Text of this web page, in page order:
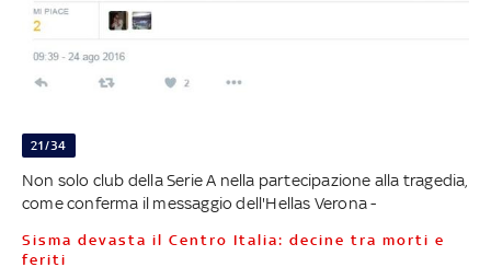
21/34
Non solo club della Serie A nella partecipazione alla tragedia,
come conferma il messaggio dell'Hellas Verona -
Sisma devasta il Centro Italia: decine tra morti e
feriti